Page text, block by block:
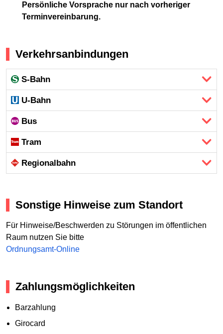
Persönliche Vorsprache nur nach vorheriger
Terminvereinbarung.
Verkehrsanbindungen
S-Bahn
U-Bahn
Bus
Tram
Regional­bahn
Sonstige Hinweise zum Standort
Für Hinweise/Beschwerden zu Störungen im öffentlichen
Raum nutzen Sie bitte
Ordnungsamt-Online
Zahlungsmöglichkeiten
Barzahlung
Girocard